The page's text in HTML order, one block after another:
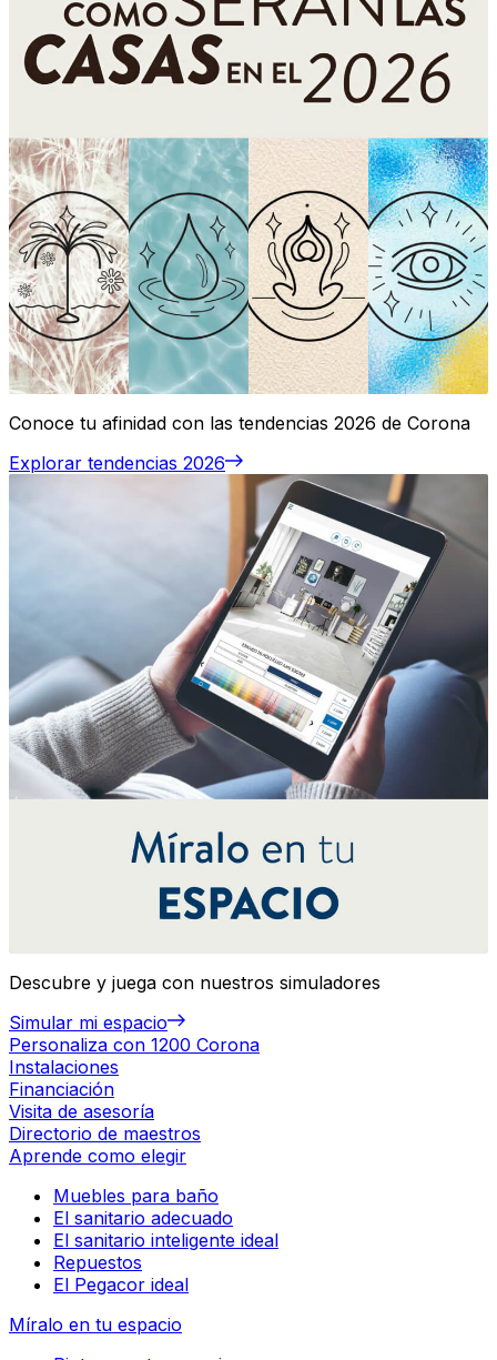
Conoce tu afinidad con las tendencias 2026 de Corona
Explorar tendencias 2026
Descubre y juega con nuestros simuladores
Simular mi espacio
Personaliza con 1200 Corona
Instalaciones
Financiación
Visita de asesoría
Directorio de maestros
Aprende como elegir
Muebles para baño
El sanitario adecuado
El sanitario inteligente ideal
Repuestos
El Pegacor ideal
Míralo en tu espacio